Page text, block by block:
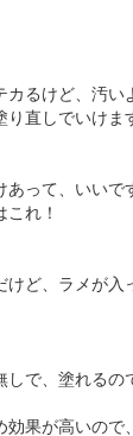
カるけど、汚い
り直しでいけま
あって、いいで
れ！
ど、ラメが入
で、塗れるの
効果が高いので